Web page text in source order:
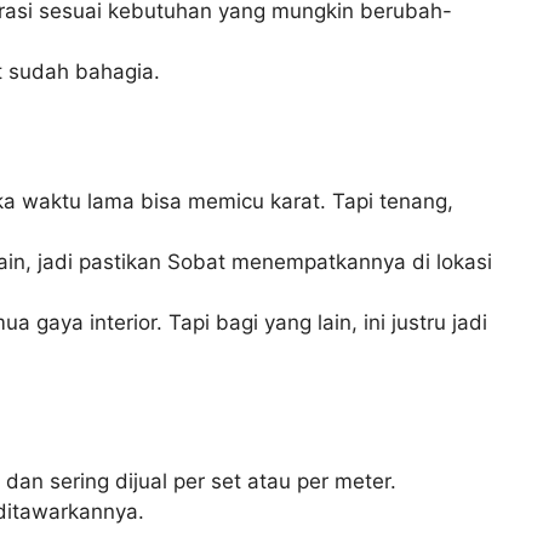
sesuai kebutuhan yang mungkin berubah-
bahagia.
waktu lama bisa memicu karat. Tapi tenang,
jadi pastikan Sobat menempatkannya di lokasi
gaya interior. Tapi bagi yang lain, ini justru jadi
sering dijual per set atau per meter.